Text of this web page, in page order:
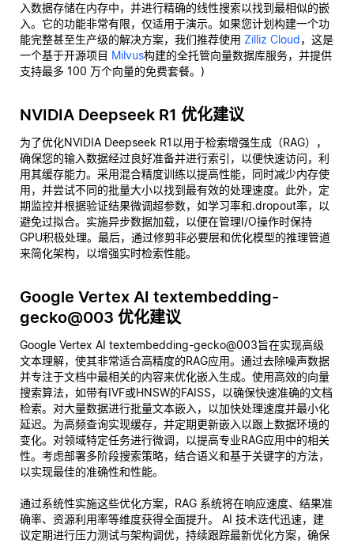
入数据存储在内存中，并进行精确的线性搜索以找到最相似的嵌
入。它的功能非常有限，仅适用于演示。如果您计划构建一个功
能完整甚至生产级的解决方案，我们推荐使用 Zilliz Cloud，这是
一个基于开源项目 Milvus构建的全托管向量数据库服务，并提供
支持最多 100 万个向量的免费套餐。)
NVIDIA Deepseek R1 优化建议
为了优化NVIDIA Deepseek R1以用于检索增强生成（RAG），
确保您的输入数据经过良好准备并进行索引，以便快速访问，利
用其缓存能力。采用混合精度训练以提高性能，同时减少内存使
用，并尝试不同的批量大小以找到最有效的处理速度。此外，定
期监控并根据验证结果微调超参数，如学习率和.dropout率，以
避免过拟合。实施异步数据加载，以便在管理I/O操作时保持
GPU积极处理。最后，通过修剪非必要层和优化模型的推理管道
来简化架构，以增强实时检索性能。
Google Vertex AI textembedding-
gecko@003 优化建议
Google Vertex AI textembedding-gecko@003旨在实现高级
文本理解，使其非常适合高精度的RAG应用。通过去除噪声数据
并专注于文档中最相关的内容来优化嵌入生成。使用高效的向量
搜索算法，如带有IVF或HNSW的FAISS，以确保快速准确的文档
检索。对大量数据进行批量文本嵌入，以加快处理速度并最小化
延迟。为高频查询实现缓存，并定期更新嵌入以跟上数据环境的
变化。对领域特定任务进行微调，以提高专业RAG应用中的相关
性。考虑部署多阶段搜索策略，结合语义和基于关键字的方法，
以实现最佳的准确性和性能。
通过系统性实施这些优化方案，RAG 系统将在响应速度、结果准
确率、资源利用率等维度获得全面提升。 AI 技术迭代迅速，建
议定期进行压力测试与架构调优，持续跟踪最新优化方案，确保